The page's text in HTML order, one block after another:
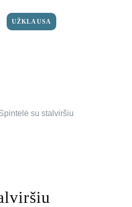
UŽKLAUSA
su stalviršiu